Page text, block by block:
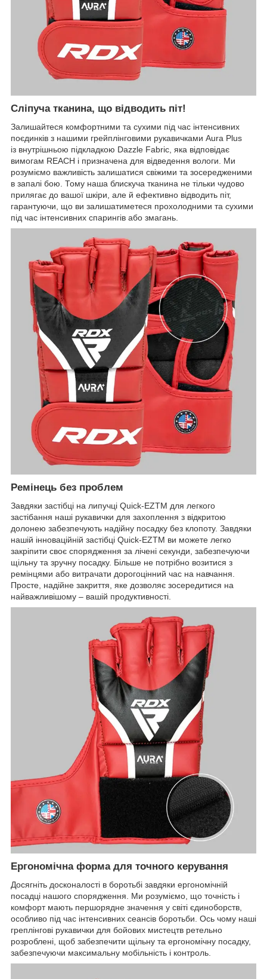
Сліпуча тканина, що відводить піт!
Залишайтеся комфортними та сухими під час інтенсивних
поєдинків з нашими грейплінговими рукавичками Aura Plus
із внутрішньою підкладкою Dazzle Fabric, яка відповідає
вимогам REACH і призначена для відведення вологи. Ми
розуміємо важливість залишатися свіжими та зосередженими
в запалі бою. Тому наша блискуча тканина не тільки чудово
прилягає до вашої шкіри, але й ефективно відводить піт,
гарантуючи, що ви залишатиметеся прохолодними та сухими
під час інтенсивних спарингів або змагань.
Ремінець без проблем
Завдяки застібці на липучці Quick-EZTM для легкого
застібання наші рукавички для захоплення з відкритою
долонею забезпечують надійну посадку без клопоту. Завдяки
нашій інноваційній застібці Quick-EZTM ви можете легко
закріпити своє спорядження за лічені секунди, забезпечуючи
щільну та зручну посадку. Більше не потрібно возитися з
ремінцями або витрачати дорогоцінний час на навчання.
Просте, надійне закриття, яке дозволяє зосередитися на
найважливішому – вашій продуктивності.
Ергономічна форма для точного керування
Досягніть досконалості в боротьбі завдяки ергономічній
посадці нашого спорядження. Ми розуміємо, що точність і
комфорт мають першорядне значення у світі єдиноборств,
особливо під час інтенсивних сеансів боротьби. Ось чому наші
греплінгові рукавички для бойових мистецтв ретельно
розроблені, щоб забезпечити щільну та ергономічну посадку,
забезпечуючи максимальну мобільність і контроль.